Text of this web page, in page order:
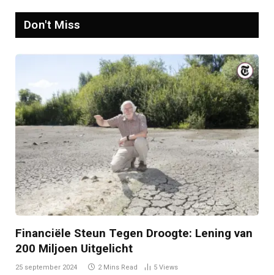
Don't Miss
Financiële Steun Tegen Droogte: Lening van
200 Miljoen Uitgelicht
25 september 2024 2 Mins Read 5 Views